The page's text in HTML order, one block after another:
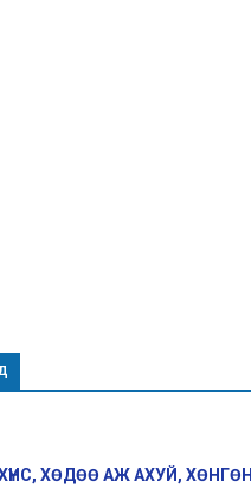
ХӨДӨӨ АЖ АХУЙ, ХӨНГӨН